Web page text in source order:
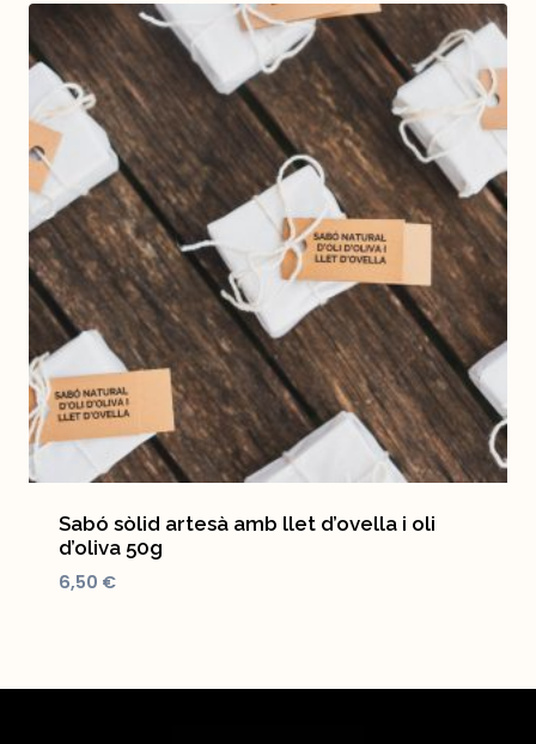
Sabó sòlid artesà amb llet d’ovella i oli
d’oliva 50g
6,50 €